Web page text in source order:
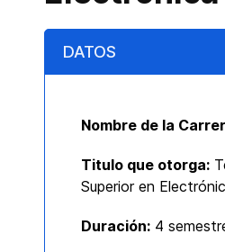
DATOS
Nombre de la
Titulo que otorga:
Superior en
Duración: 4